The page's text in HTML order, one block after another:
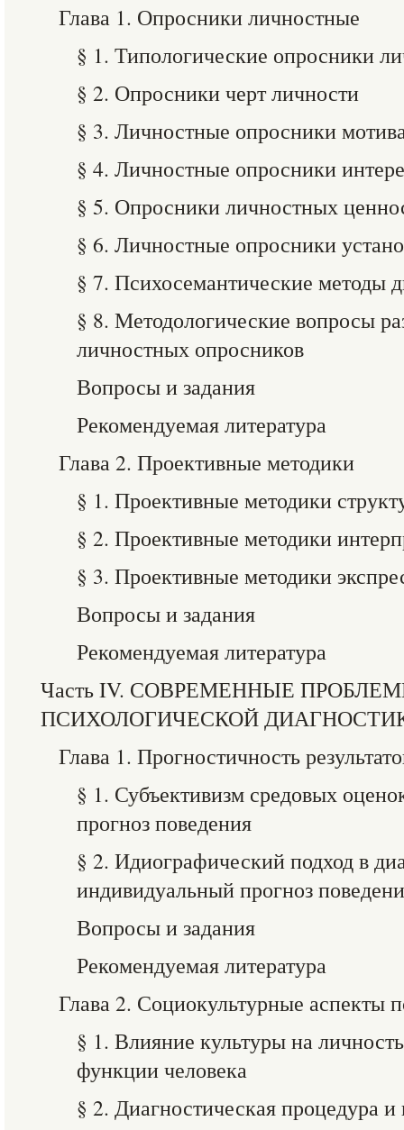
Глава 1. Опросники личностные
§ 1. Типологические опросники
§ 2. Опросники черт личности
§ 3. Личностные опросники
§ 4. Личностные опросники
§ 5. Опросники личностных
§ 6. Личностные опросники
§ 7. Психосемантические методы
§ 8. Методологические вопросы
личностных опросников
Вопросы и задания
Рекомендуемая литература
Глава 2. Проективные методики
§ 1. Проективные методики
§ 2. Проективные методики
§ 3. Проективные методики
Вопросы и задания
Рекомендуемая литература
Часть IV. СОВРЕМЕННЫЕ
ПСИХОЛОГИЧЕСКОЙ
Глава 1. Прогностичность
§ 1. Субъективизм средовых
прогноз поведения
§ 2. Идиографический подход в
индивидуальный прогноз
Вопросы и задания
Рекомендуемая литература
Глава 2. Социокультурные аспекты
§ 1. Влияние культуры на
функции человека
§ 2. Диагностическая процедура